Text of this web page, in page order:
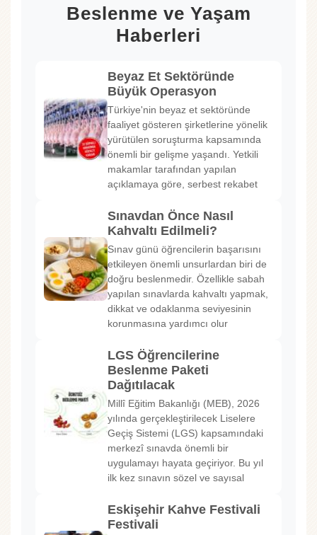
Beslenme ve Yaşam
Haberleri
Beyaz Et Sektöründe
Büyük Operasyon
Türkiye'nin beyaz et sektöründe
faaliyet gösteren şirketlerine yönelik
yürütülen soruşturma kapsamında
önemli bir gelişme yaşandı. Yetkili
makamlar tarafından yapılan
açıklamaya göre, serbest rekabet
Sınavdan Önce Nasıl
Kahvaltı Edilmeli?
Sınav günü öğrencilerin başarısını
etkileyen önemli unsurlardan biri de
doğru beslenmedir. Özellikle sabah
yapılan sınavlarda kahvaltı yapmak,
dikkat ve odaklanma seviyesinin
korunmasına yardımcı olur
LGS Öğrencilerine
Beslenme Paketi
Dağıtılacak
Millî Eğitim Bakanlığı (MEB), 2026
yılında gerçekleştirilecek Liselere
Geçiş Sistemi (LGS) kapsamındaki
merkezî sınavda önemli bir
uygulamayı hayata geçiriyor. Bu yıl
ilk kez sınavın sözel ve sayısal
Eskişehir Kahve Festivali
Festivali